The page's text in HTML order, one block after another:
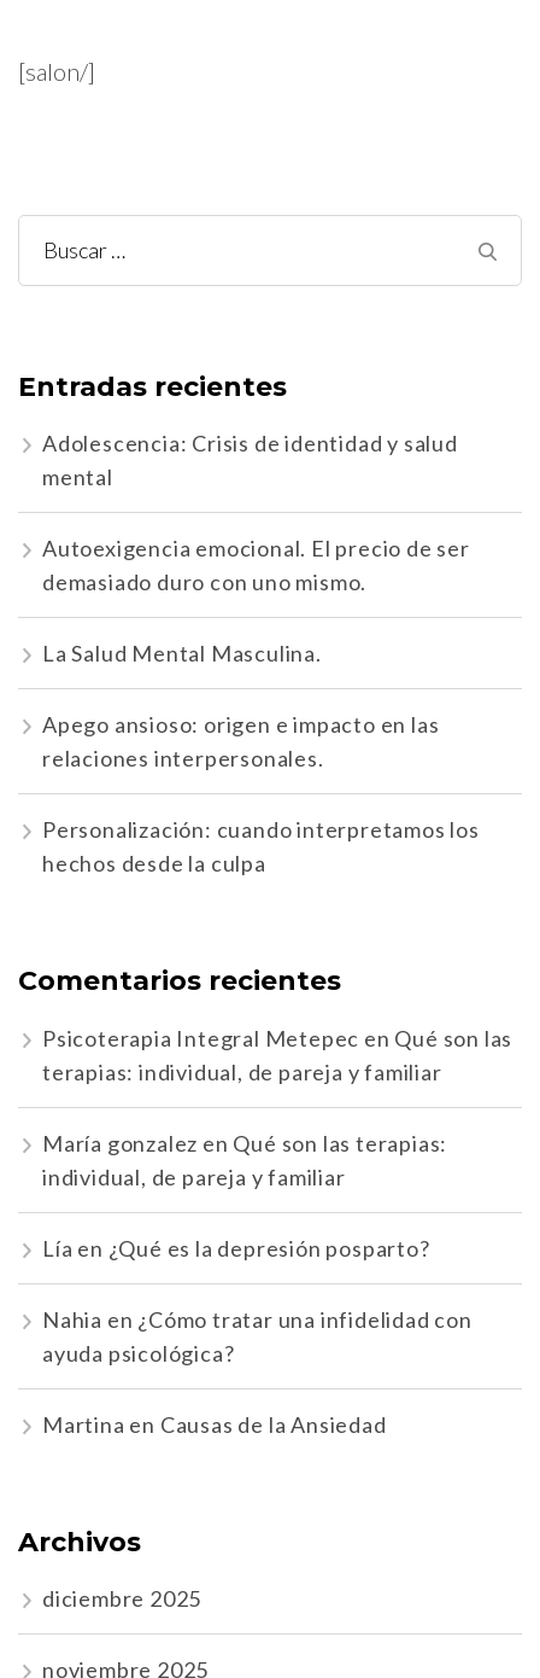
[salon/]
Buscar:
Entradas recientes
Adolescencia: Crisis de identidad y salud
mental
Autoexigencia emocional. El precio de ser
demasiado duro con uno mismo.
La Salud Mental Masculina.
Apego ansioso: origen e impacto en las
relaciones interpersonales.
Personalización: cuando interpretamos los
hechos desde la culpa
Comentarios recientes
Psicoterapia Integral Metepec en Qué son las
terapias: individual, de pareja y familiar
María gonzalez en Qué son las terapias:
individual, de pareja y familiar
Lía en ¿Qué es la depresión posparto?
Nahia en ¿Cómo tratar una infidelidad con
ayuda psicológica?
Martina en Causas de la Ansiedad
Archivos
diciembre 2025
noviembre 2025